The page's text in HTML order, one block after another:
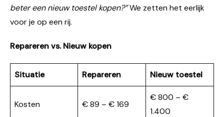
beter een nieuw toestel kopen?”We zetten het eerlijk
voor je op een rij.
Repareren vs. Nieuw kopen
Situatie Repareren Nieuw toestel
Kosten € 89 – € 169
€ 800 – €
1.400